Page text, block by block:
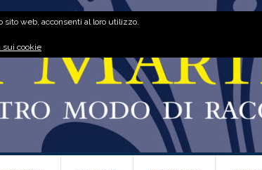
web, acconsenti al loro utilizzo.
sui cookie